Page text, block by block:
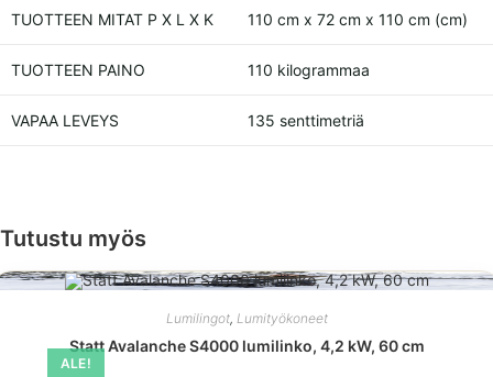
TUOTTEEN MITAT P X L X K 110 cm x 72 cm x 110 cm (cm)
TUOTTEEN PAINO 110 kilogrammaa
VAPAA LEVEYS 135 senttimetriä
Tutustu myös
ALE!
Lumilingot, Lumityökoneet
Statt Avalanche S4000 lumilinko, 4,2 kW, 60 cm